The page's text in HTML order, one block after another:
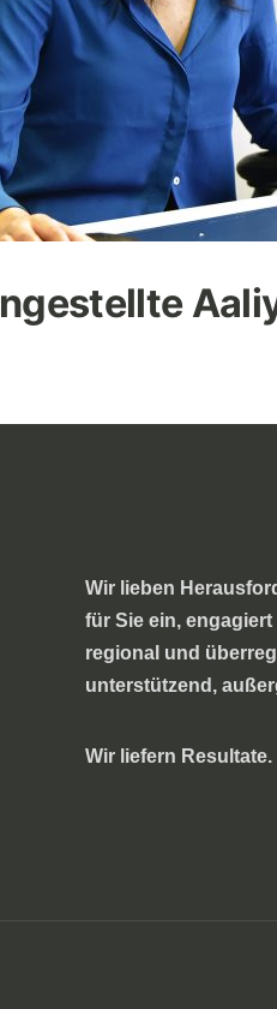
Wir lieben
für Sie ein,
regional und
unterstützend,
Wir liefern Resultate.